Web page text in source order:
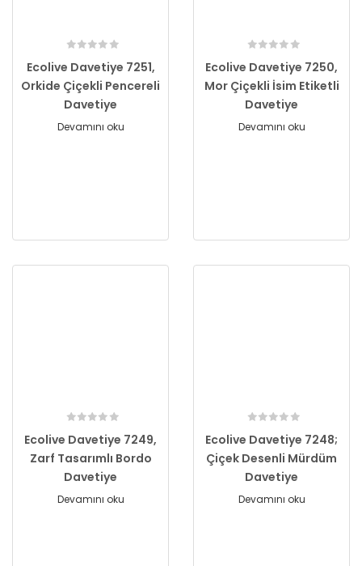
Ecolive Davetiye 7251,
Orkide Çiçekli Pencereli
Davetiye
Devamını oku
Ecolive Davetiye 7250,
Mor Çiçekli İsim Etiketli
Davetiye
Devamını oku
Ecolive Davetiye 7249,
Zarf Tasarımlı Bordo
Davetiye
Devamını oku
Ecolive Davetiye 7248;
Çiçek Desenli Mürdüm
Davetiye
Devamını oku